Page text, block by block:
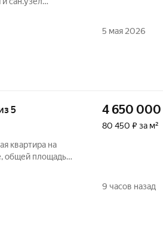
5 мая 2026
5
квартира на
общей площадью
линолеум,
4 650 000
80 450 ₽ за м²
9 часов назад